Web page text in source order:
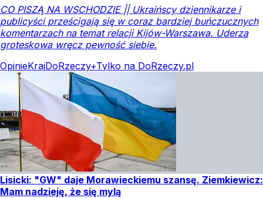
CO PISZĄ NA WSCHODZIE || Ukraińscy dziennikarze i
publicyści prześcigają się w coraz bardziej buńczucznych
komentarzach na temat relacji Kijów-Warszawa. Uderza
groteskowa wręcz pewność siebie.
OpinieKrajDoRzeczy+Tylko na DoRzeczy.pl
Lisicki: "GW" daje Morawieckiemu szansę. Ziemkiewicz:
Mam nadzieję, że się mylą